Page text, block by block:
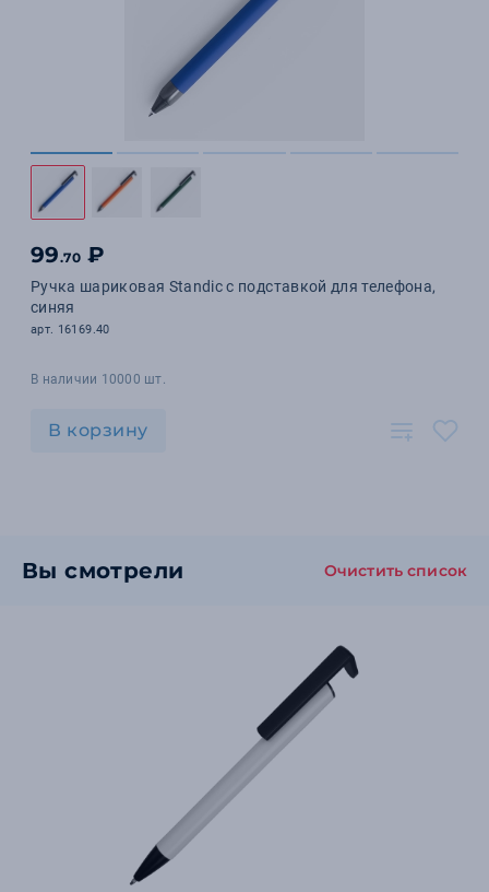
99.70 ₽
Ручка шариковая Standic с подставкой для телефона,
синяя
арт. 16169.40
В наличии 10000 шт.
В корзину
Вы смотрели Очистить список